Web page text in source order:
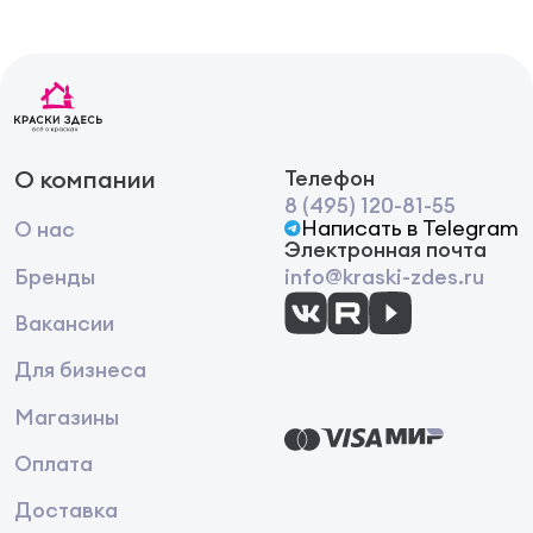
О компании
О нас
Бренды
Вакансии
Для бизнеса
Магазины
Оплата
Доставка
Телефон
8 (495) 120-81-55
Написать в Telegram
Электронная почта
info@kraski-zdes.ru